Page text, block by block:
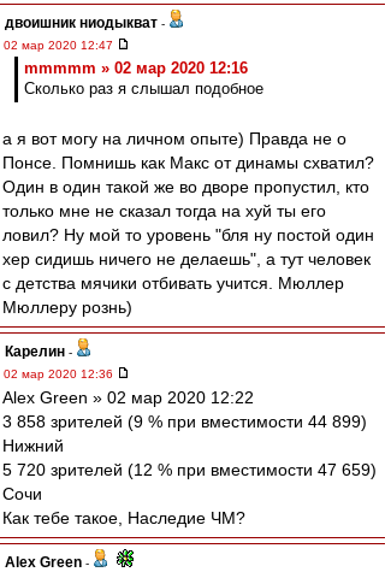
двоишник ниодыкват -
02 мар 2020 12:47
mmmmm » 02 мар 2020 12:16
Сколько раз я слышал подобное
а я вот могу на личном опыте) Правда не о
Понсе. Помнишь как Макс от динамы схватил?
Один в один такой же во дворе пропустил, кто
только мне не сказал тогда на хуй ты его
ловил? Ну мой то уровень "бля ну постой один
хер сидишь ничего не делаешь", а тут человек
с детства мячики отбивать учится. Мюллер
Мюллеру рознь)
Карелин -
02 мар 2020 12:36
Alex Green » 02 мар 2020 12:22
3 858 зрителей (9 % при вместимости 44 899)
Нижний
5 720 зрителей (12 % при вместимости 47 659)
Сочи
Как тебе такое, Наследие ЧМ?
Alex Green -